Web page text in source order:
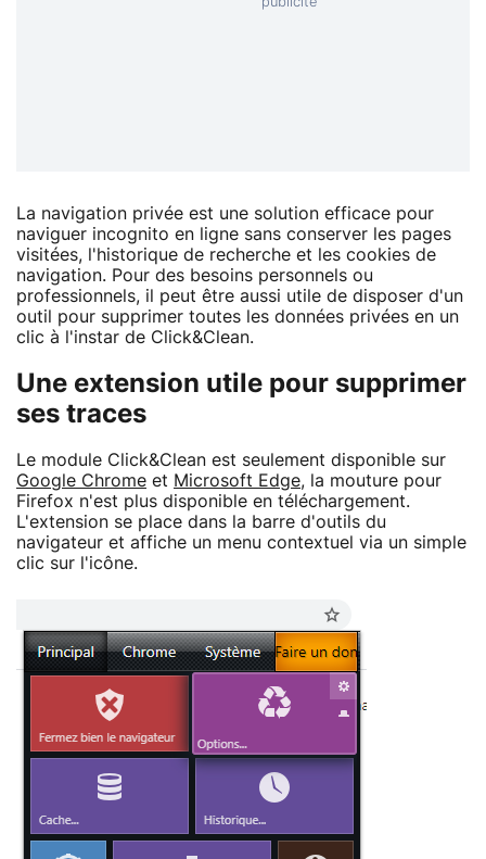
La navigation privée est une solution efficace pour
naviguer incognito en ligne sans conserver les pages
visitées, l'historique de recherche et les cookies de
navigation. Pour des besoins personnels ou
professionnels, il peut être aussi utile de disposer d'un
outil pour supprimer toutes les données privées en un
clic à l'instar de Click&Clean.
Une extension utile pour supprimer
ses traces
Le module Click&Clean est seulement disponible sur
Google Chrome et Microsoft Edge, la mouture pour
Firefox n'est plus disponible en téléchargement.
L'extension se place dans la barre d'outils du
navigateur et affiche un menu contextuel via un simple
clic sur l'icône.